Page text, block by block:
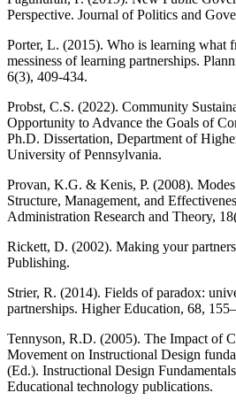
Perspective. Journal of Politics and
Porter, L. (2015). Who is learning what
messiness of learning partnerships.
6(3), 409-434.
Probst, C.S. (2022). Community
Opportunity to Advance the Goals of
Ph.D. Dissertation, Department of
University of Pennsylvania.
Provan, K.G. & Kenis, P. (2008).
Structure, Management, and
Administration Research and Theory,
Rickett, D. (2002). Making your
Publishing.
Strier, R. (2014). Fields of paradox:
partnerships. Higher Education, 68,
Tennyson, R.D. (2005). The Impact of
Movement on Instructional Design
(Ed.). Instructional Design
Educational technology publications.